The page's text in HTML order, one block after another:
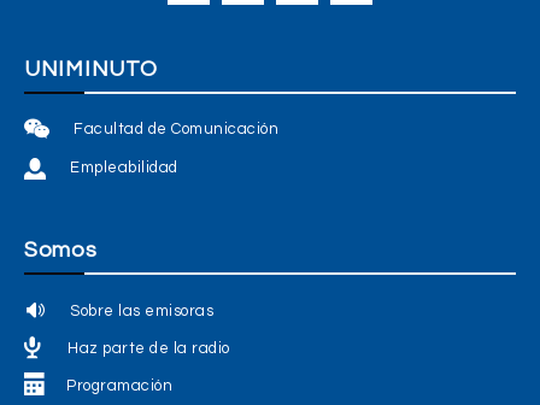
UNIMINUTO
Facultad de Comunicación
Empleabilidad
Somos
Sobre las emisoras
Haz parte de la radio
Programación